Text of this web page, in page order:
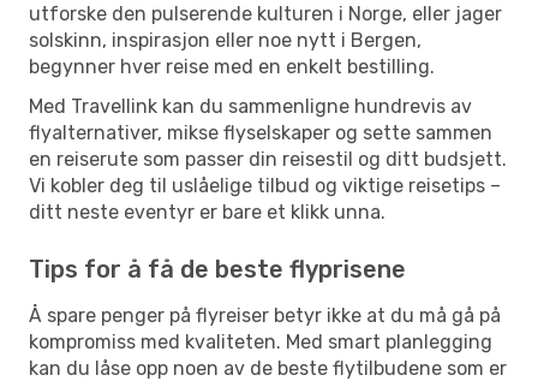
utforske den pulserende kulturen i Norge, eller jager
solskinn, inspirasjon eller noe nytt i Bergen,
begynner hver reise med en enkelt bestilling.
Med Travellink kan du sammenligne hundrevis av
flyalternativer, mikse flyselskaper og sette sammen
en reiserute som passer din reisestil og ditt budsjett.
Vi kobler deg til uslåelige tilbud og viktige reisetips –
ditt neste eventyr er bare et klikk unna.
Tips for å få de beste flyprisene
Å spare penger på flyreiser betyr ikke at du må gå på
kompromiss med kvaliteten. Med smart planlegging
kan du låse opp noen av de beste flytilbudene som er